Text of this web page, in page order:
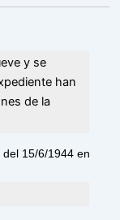
y se
han
de la
15/6/1944 en